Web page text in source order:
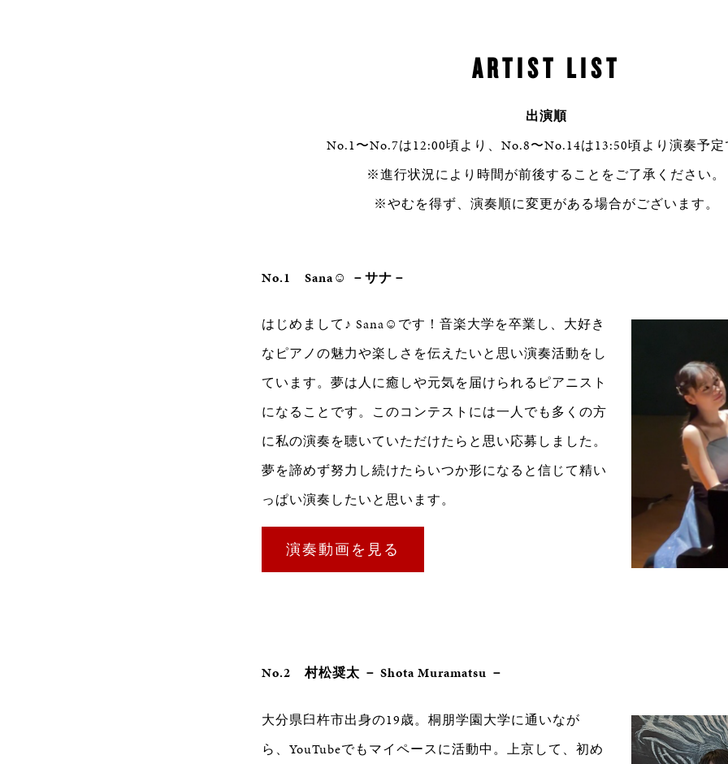
ARTIST LIST
出演順
No.1〜No.7は12:00頃より、No.8〜No.14は13:50頃より演奏予
※進行状況により時間が前後することをご了承ください。
※やむを得ず、演奏順に変更がある場合がございます。
No.1 Sana☺︎ －サナ－
はじめまして♪ Sana☺︎です！音楽大学を卒業し、大好き
なピアノの魅力や楽しさを伝えたいと思い演奏活動をし
ています。夢は人に癒しや元気を届けられるピアニスト
になることです。このコンテストには一人でも多くの方
に私の演奏を聴いていただけたらと思い応募しました。
夢を諦めず努力し続けたらいつか形になると信じて精い
っぱい演奏したいと思います。
演奏動画を見る
No.2 村松奨太 － Shota Muramatsu －
大分県臼杵市出身の19歳。桐朋学園大学に通いなが
ら、YouTubeでもマイペースに活動中。上京して、初め